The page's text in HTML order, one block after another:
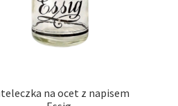
na ocet z napisem